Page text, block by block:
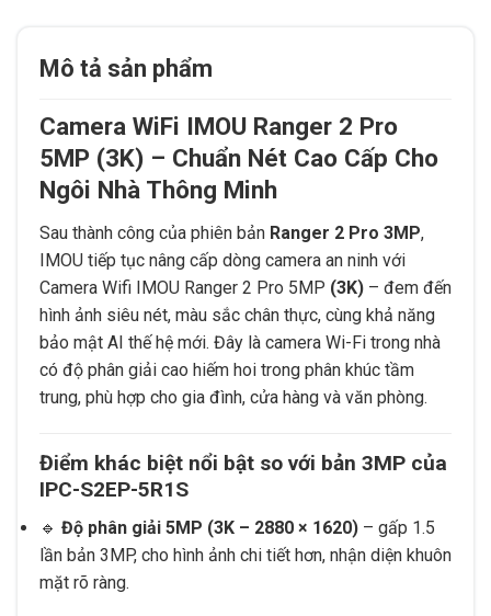
Mô tả sản phẩm
Camera WiFi IMOU Ranger 2 Pro
5MP (3K) – Chuẩn Nét Cao Cấp Cho
Ngôi Nhà Thông Minh
Sau thành công của phiên bản Ranger 2 Pro 3MP,
IMOU tiếp tục nâng cấp dòng camera an ninh với
Camera Wifi IMOU Ranger 2 Pro 5MP (3K) – đem đến
hình ảnh siêu nét, màu sắc chân thực, cùng khả năng
bảo mật AI thế hệ mới. Đây là camera Wi-Fi trong nhà
có độ phân giải cao hiếm hoi trong phân khúc tầm
trung, phù hợp cho gia đình, cửa hàng và văn phòng.
Điểm khác biệt nổi bật so với bản 3MP của
IPC-S2EP-5R1S
🔹 Độ phân giải 5MP (3K – 2880 × 1620) – gấp 1.5
lần bản 3MP, cho hình ảnh chi tiết hơn, nhận diện khuôn
mặt rõ ràng.